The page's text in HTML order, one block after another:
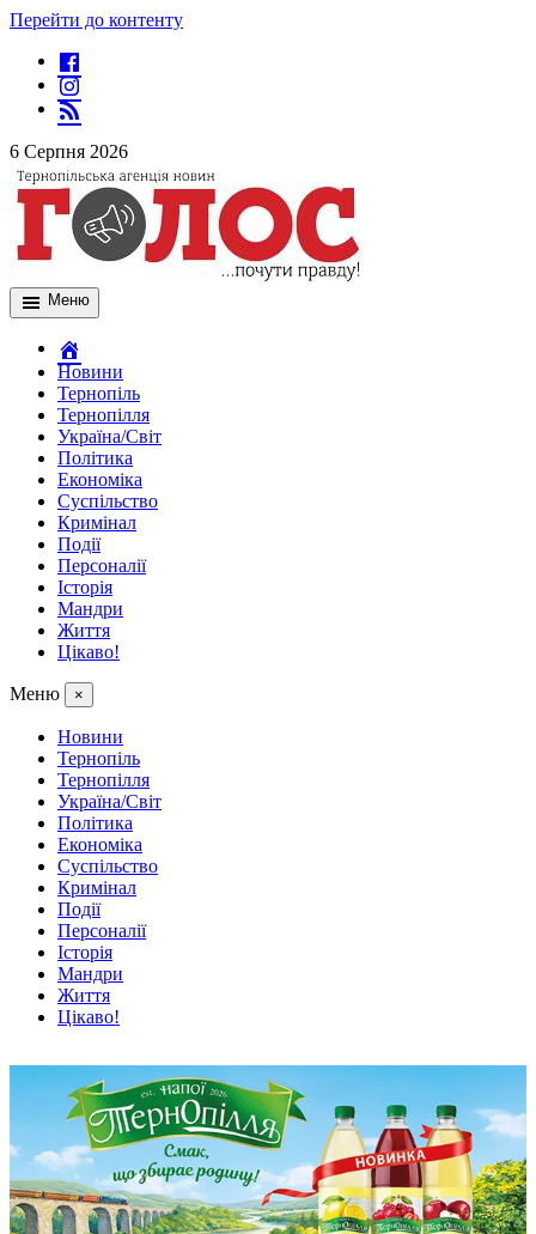
Перейти до контенту
6 Серпня 2026
Меню
Новини
Тернопіль
Тернопілля
Україна/Світ
Політика
Економіка
Суспільство
Кримінал
Події
Персоналії
Історія
Мандри
Життя
Цікаво!
Меню ×
Новини
Тернопіль
Тернопілля
Україна/Світ
Політика
Економіка
Суспільство
Кримінал
Події
Персоналії
Історія
Мандри
Життя
Цікаво!